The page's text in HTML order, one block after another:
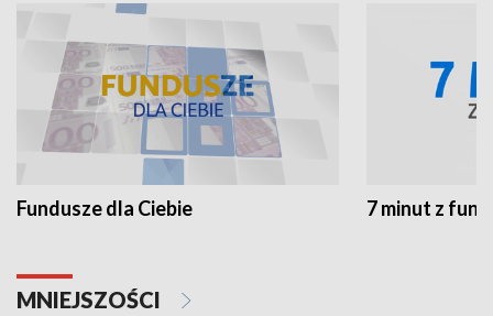
Fundusze dla Ciebie 7 minut z
MNIEJSZOŚCI